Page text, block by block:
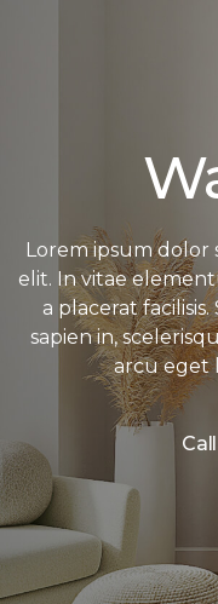
Lorem ipsum dolor
elit. In vitae
a placerat
sapien in,
arcu eget